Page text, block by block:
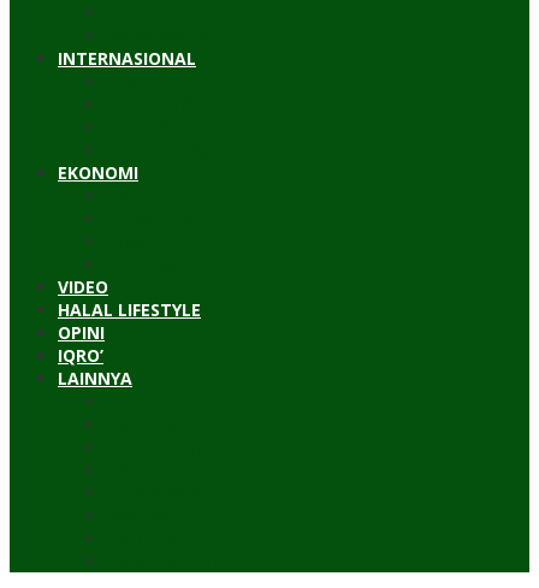
INTERNASIONAL
EKONOMI
VIDEO
HALAL LIFESTYLE
OPINI
IQRO’
LAINNYA